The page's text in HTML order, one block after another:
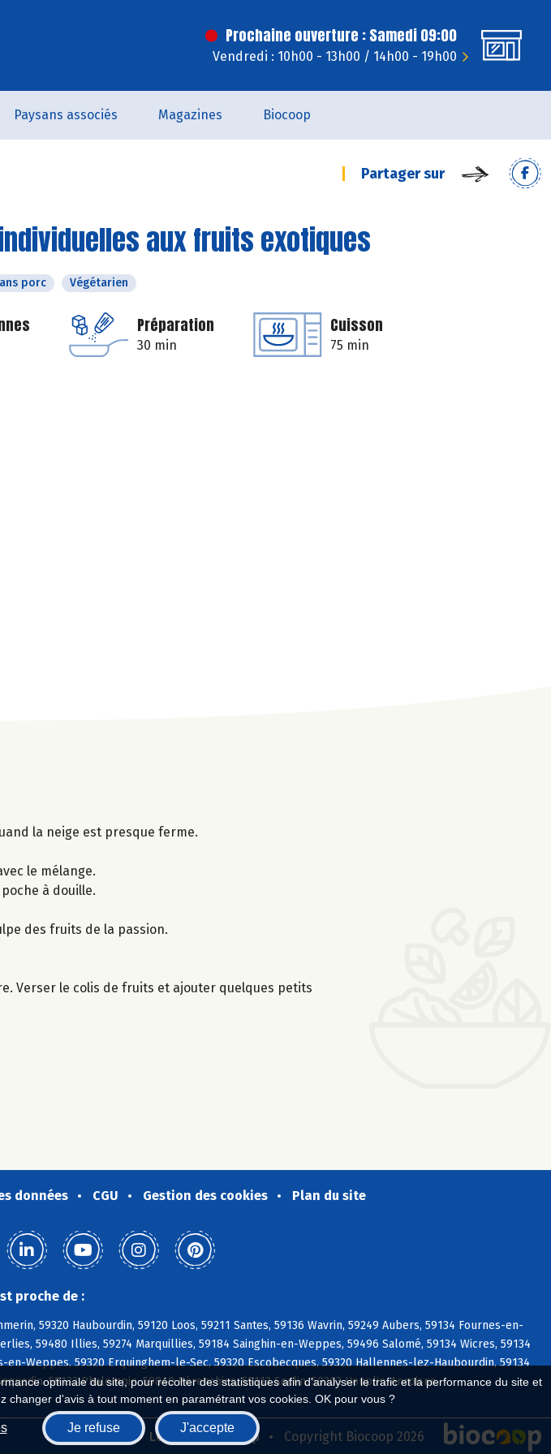
optimale du site, pour récolter des statistiques afin d'analyser le trafic et la performance du site et
d'avis à tout moment en paramétrant vos cookies. OK pour vous ?
Je refuse J'accepte
Prochaine ouverture : Samedi 09:00
Vendredi : 10h00 - 13h00 / 14h00 - 19h00
Paysans associés Magazines Biocoop
Partager sur
aux fruits exotiques
porc Végétarien
Préparation
30 min
Cuisson
75 min
la neige est presque ferme.
le mélange.
à douille.
des fruits de la passion.
Verser le colis de fruits et ajouter quelques petits
données CGU Gestion des cookies Plan du site
proche de :
59320 Haubourdin, 59120 Loos, 59211 Santes, 59136 Wavrin, 59249 Aubers, 59134 Fournes-en-
59480 Illies, 59274 Marquillies, 59184 Sainghin-en-Weppes, 59496 Salomé, 59134 Wicres, 59134
en-Weppes, 59320 Erquinghem-le-Sec, 59320 Escobecques, 59320 Hallennes-lez-Haubourdin, 59134
59133 Phalempin, 59840 Pérenchies, 59113 Seclin, 59263 Houplin-Ancoisne
Biocoop.fr Le réseau Biocoop Copyright Biocoop 2026